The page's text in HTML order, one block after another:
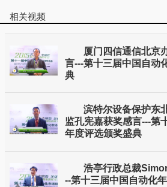
相关视频
厦门四信通信北京
言---第十三届中国自动
典
滨特尔设备保护东
监孔宪嘉获奖感言---第
年度评选颁奖盛典
浩亭行政总裁
--第十三届中国自动化